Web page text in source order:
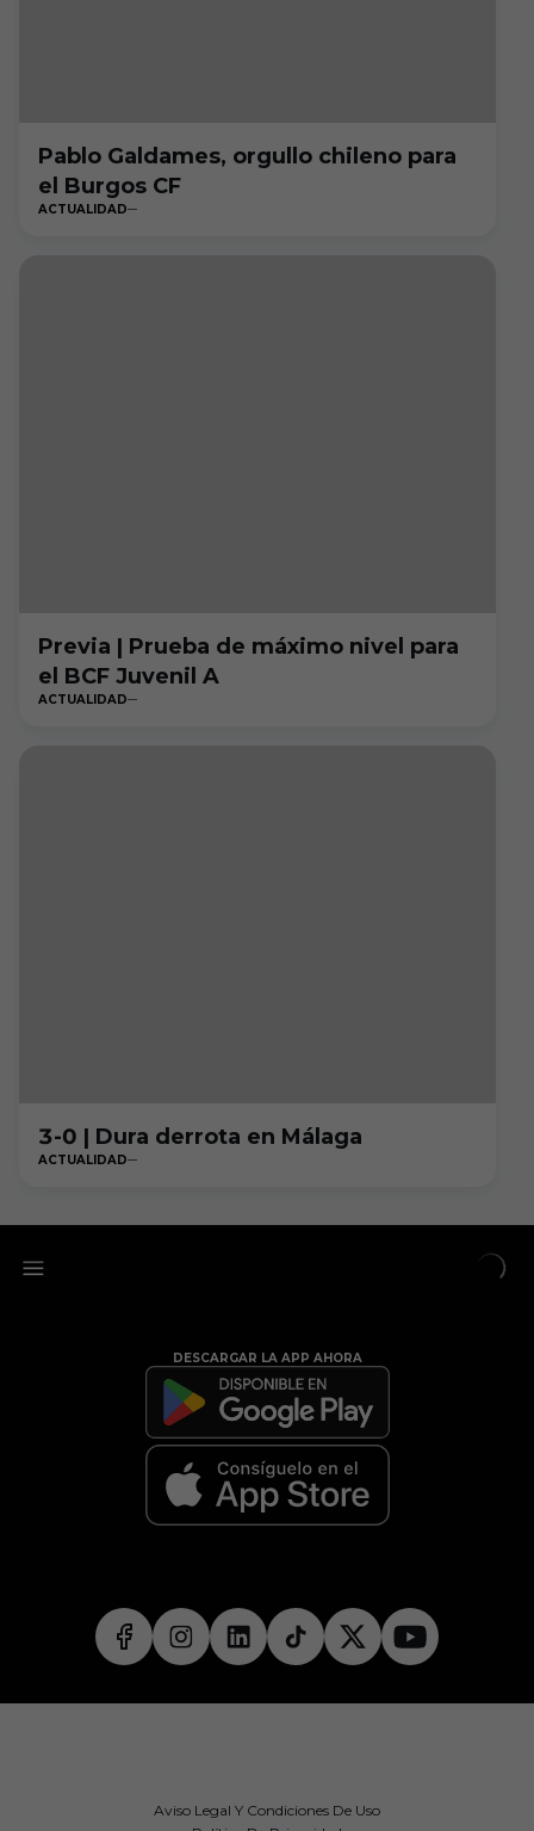
Pablo Galdames, orgullo chileno para
el Burgos CF
ACTUALIDAD
Previa | Prueba de máximo nivel para
el BCF Juvenil A
ACTUALIDAD
3-0 | Dura derrota en Málaga
ACTUALIDAD
DESCARGAR LA APP AHORA
Aviso Legal Y Condiciones De Uso